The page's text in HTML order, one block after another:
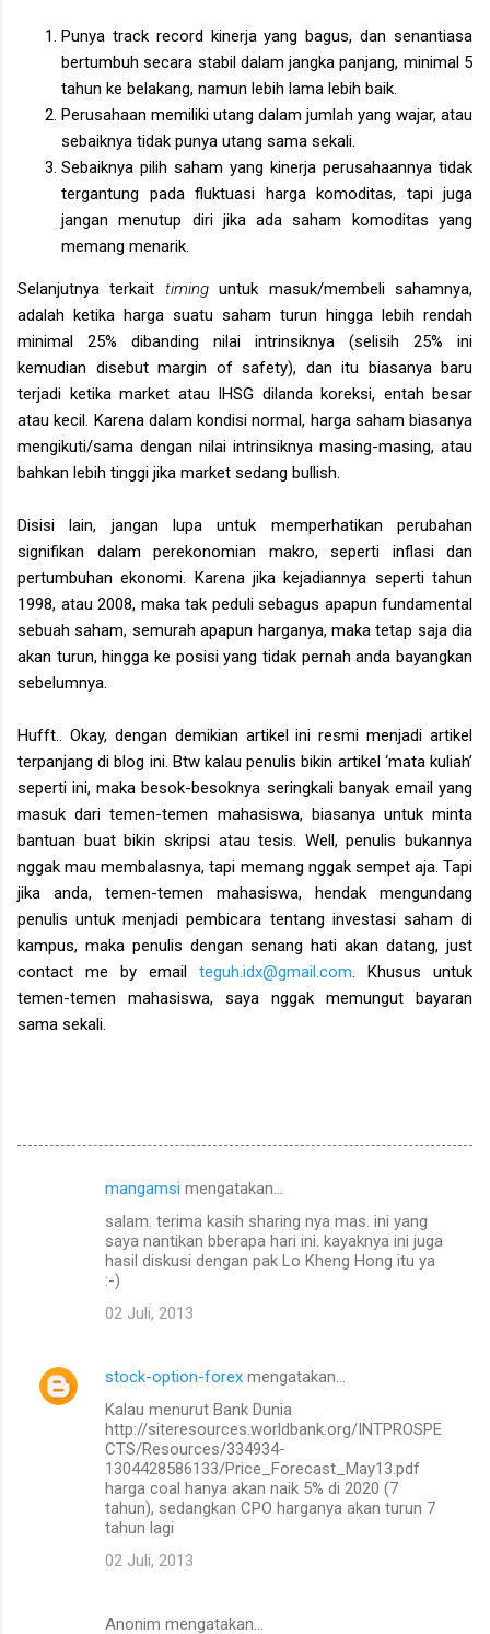
Punya track record kinerja yang bagus, dan senantiasa
bertumbuh secara stabil dalam jangka panjang, minimal 5
tahun ke belakang, namun lebih lama lebih baik.
Perusahaan memiliki utang dalam jumlah yang wajar, atau
sebaiknya tidak punya utang sama sekali.
Sebaiknya pilih saham yang kinerja perusahaannya tidak
tergantung pada fluktuasi harga komoditas, tapi juga
jangan menutup diri jika ada saham komoditas yang
memang menarik.
Selanjutnya terkait timinguntuk masuk/membeli sahamnya,
adalah ketika harga suatu saham turun hingga lebih rendah
minimal 25% dibanding nilai intrinsiknya (selisih 25% ini
kemudian disebut margin of safety), dan itu biasanya baru
terjadi ketika market atau IHSG dilanda koreksi, entah besar
atau kecil. Karena dalam kondisi normal, harga saham biasanya
mengikuti/sama dengan nilai intrinsiknya masing-masing, atau
bahkan lebih tinggi jika market sedang bullish.
Disisi lain, jangan lupa untuk memperhatikan perubahan
signifikan dalam perekonomian makro, seperti inflasi dan
pertumbuhan ekonomi. Karena jika kejadiannya seperti tahun
1998, atau 2008, maka tak peduli sebagus apapun fundamental
sebuah saham, semurah apapun harganya, maka tetap saja dia
akan turun, hingga ke posisi yang tidak pernah anda bayangkan
sebelumnya.
Hufft.. Okay, dengan demikian artikel ini resmi menjadi artikel
terpanjang di blog ini. Btw kalau penulis bikin artikel ‘mata kuliah’
seperti ini, maka besok-besoknya seringkali banyak email yang
masuk dari temen-temen mahasiswa, biasanya untuk minta
bantuan buat bikin skripsi atau tesis. Well, penulis bukannya
nggak mau membalasnya, tapi memang nggak sempet aja. Tapi
jika anda, temen-temen mahasiswa, hendak mengundang
penulis untuk menjadi pembicara tentang investasi saham di
kampus, maka penulis dengan senang hati akan datang, just
contact me by email teguh.idx@gmail.com . Khusus untuk
temen-temen mahasiswa, saya nggak memungut bayaran
sama sekali.
a
mangamsi mengatakan…
salam. terima kasih sharing nya mas. ini yang
saya nantikan bberapa hari ini. kayaknya ini juga
hasil diskusi dengan pak Lo Kheng Hong itu ya
:-)
02 Juli, 2013
stock-option-forex mengatakan…
Kalau menurut Bank Dunia
http://siteresources.worldbank.org/INTPROSPE
CTS/Resources/334934-
1304428586133/Price_Forecast_May13.pdf
harga coal hanya akan naik 5% di 2020 (7
tahun), sedangkan CPO harganya akan turun 7
tahun lagi
02 Juli, 2013
Anonim mengatakan…